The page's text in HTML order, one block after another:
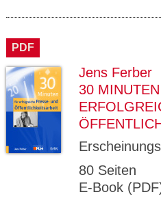
PDF
Jens Ferber
30
80 Seiten
E-Book